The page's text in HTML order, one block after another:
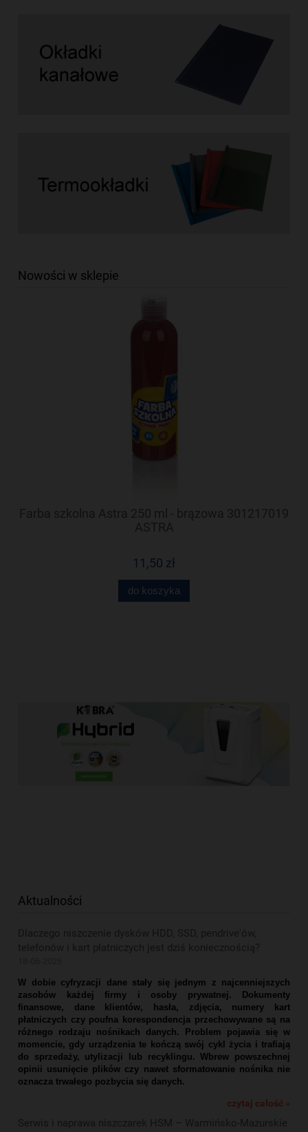
Nowości w sklepie
Farba szkolna Astra 250 ml - brązowa 301217019
ASTRA
11,50 zł
do koszyka
Aktualności
Dlaczego niszczenie dysków HDD, SSD, pendrive'ów,
telefonów i kart płatniczych jest dziś koniecznością?
W dobie cyfryzacji dane stały się jednym z najcenniejszych
zasobów każdej firmy i osoby prywatnej. Dokumenty
finansowe, dane klientów, hasła, zdjęcia, numery kart
płatniczych czy poufna korespondencja przechowywane są na
różnego rodzaju nośnikach danych. Problem pojawia się w
momencie, gdy urządzenia te kończą swój cykl życia i trafiają
do sprzedaży, utylizacji lub recyklingu. Wbrew powszechnej
opinii usunięcie plików czy nawet sformatowanie nośnika nie
oznacza trwałego pozbycia się danych.
czytaj całość »
Serwis i naprawa niszczarek HSM – Warmińsko-Mazurskie